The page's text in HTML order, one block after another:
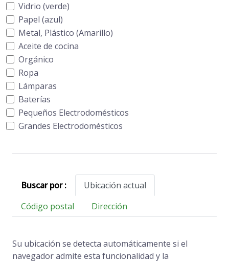
Vidrio (verde)
Papel (azul)
Metal, Plástico (Amarillo)
Aceite de cocina
Orgánico
Ropa
Lámparas
Baterías
Pequeños Electrodomésticos
Grandes Electrodomésticos
Buscar por :
Ubicación actual
Código postal
Dirección
Su ubicación se detecta automáticamente si el
navegador admite esta funcionalidad y la